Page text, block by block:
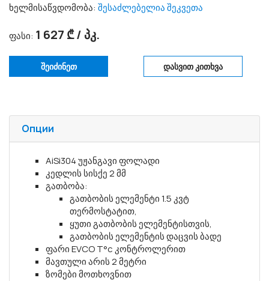
ხელმისაწვდომობა: შესაძლებელია შეკვეთა
ფასი: 1 627 ₾ / პკ.
შეიძინეთ დასვით კითხვა
Опции
AiSi304 უჟანგავი ფოლადი
კედლის სისქე 2 მმ
გათბობა:
გათბობის ელემენტი 1.5 კვტ
თერმოსტატით,
ყუთი გათბობის ელემენტისთვის,
გათბობის ელემენტის დაცვის ბადე
ფარი EVCO T°c კონტროლერით
მავთული არის 2 მეტრი
ზომები მოთხოვნით